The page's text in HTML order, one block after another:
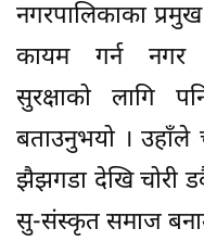
नगरपालिकाका प्रमुख
कायम गर्न नगर
सुरक्षाको लागि
बताउनुभयो । उहाँले
झैझगडा देखि चोरी
सु-संस्कृत समाज